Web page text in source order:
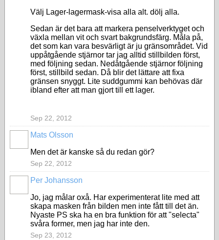
Välj Lager-lagermask-visa alla alt. dölj alla.
Sedan är det bara att markera penselverktyget och
växla mellan vit och svart bakgrundsfärg. Måla på,
det som kan vara besvärligt är ju gränsområdet. Vid
uppåtgående stjärnor tar jag alltid stillbilden först,
med följning sedan. Nedåtgående stjärnor följning
först, stillbild sedan. Då blir det lättare att fixa
gränsen snyggt. Lite suddgummi kan behövas där
ibland efter att man gjort till ett lager.
Sep 22, 2012
Mats Olsson
Men det är kanske så du redan gör?
Sep 22, 2012
Per Johansson
Jo, jag målar oxå. Har experimenterat lite med att
skapa masken från bilden men inte fått till det än.
Nyaste PS ska ha en bra funktion för att "selecta"
svåra former, men jag har inte den.
Sep 23, 2012